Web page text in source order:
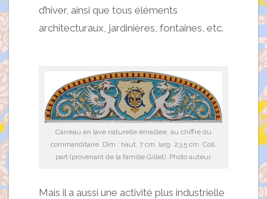
d’hiver, ainsi que tous éléments
architecturaux, jardinières, fontaines, etc.
Carreau en lave naturelle émaillée, au chiffre du
commanditaire. Dim : haut. 7 cm, larg. 23,5 cm. Coll.
part (provenant de la famille Gillet). Photo auteur.
Mais il a aussi une activité plus industrielle